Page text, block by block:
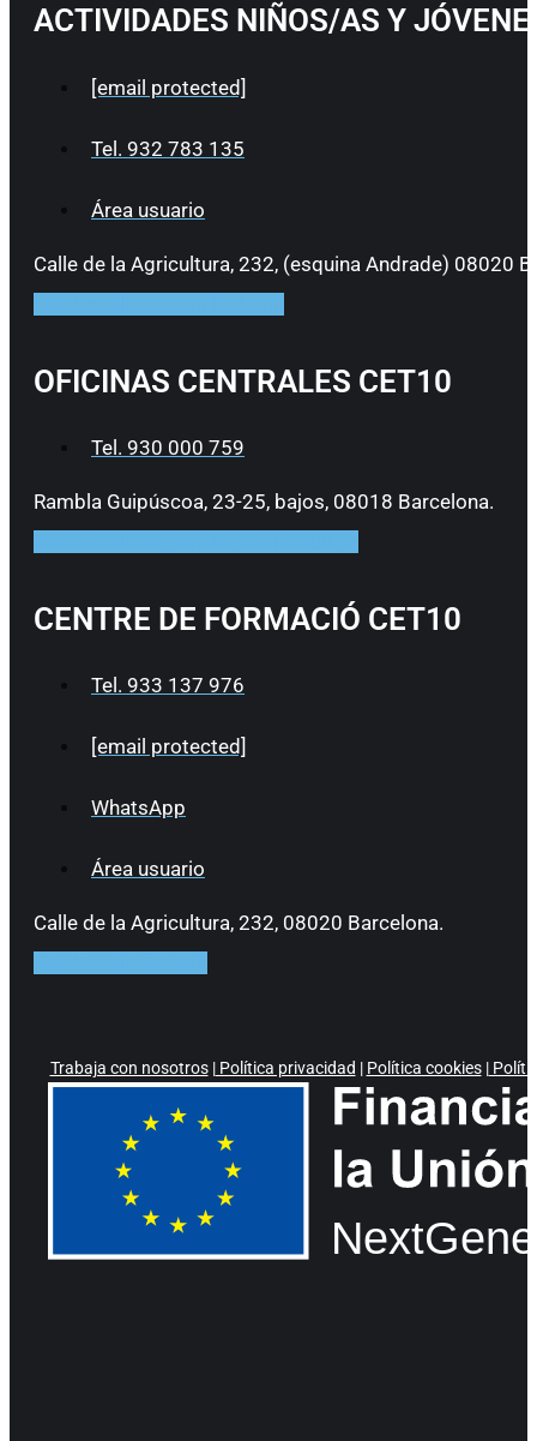
ACTIVIDADES NIÑOS/AS Y
[email protected]
Tel. 932 783 135
Área usuario
Calle de la Agricultura, 232, (esquina Andrade) 08020
OFICINAS CENTRALES CET10
Tel. 930 000 759
Rambla Guipúscoa, 23-25, bajos, 08018 Barcelona.
CENTRE DE FORMACIÓ CET10
Tel. 933 137 976
[email protected]
WhatsApp
Área usuario
Calle de la Agricultura, 232, 08020 Barcelona.
Trabaja con nosotros|Política privacidad | Política cookies|